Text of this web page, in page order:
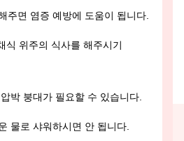
주면 염증 예방에 도움이 됩니다.
식 위주의 식사를 해주시기
박 붕대가 필요할 수 있습니다.
물로 샤워하시면 안 됩니다.